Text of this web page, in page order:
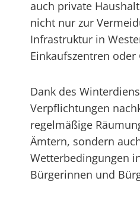
auch private
nicht nur zur
Infrastruktur in
Einkaufszentren
Dank des
Verpflichtungen
regelmäßige
Ämtern, sondern
Wetterbedingungen
Bürgerinnen und